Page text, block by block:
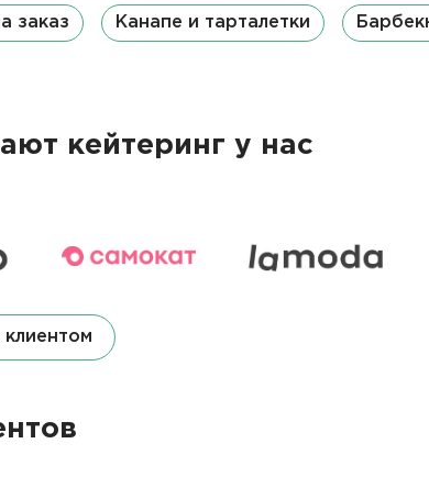
заказ Канапе и тарталетки
кейтеринг у нас